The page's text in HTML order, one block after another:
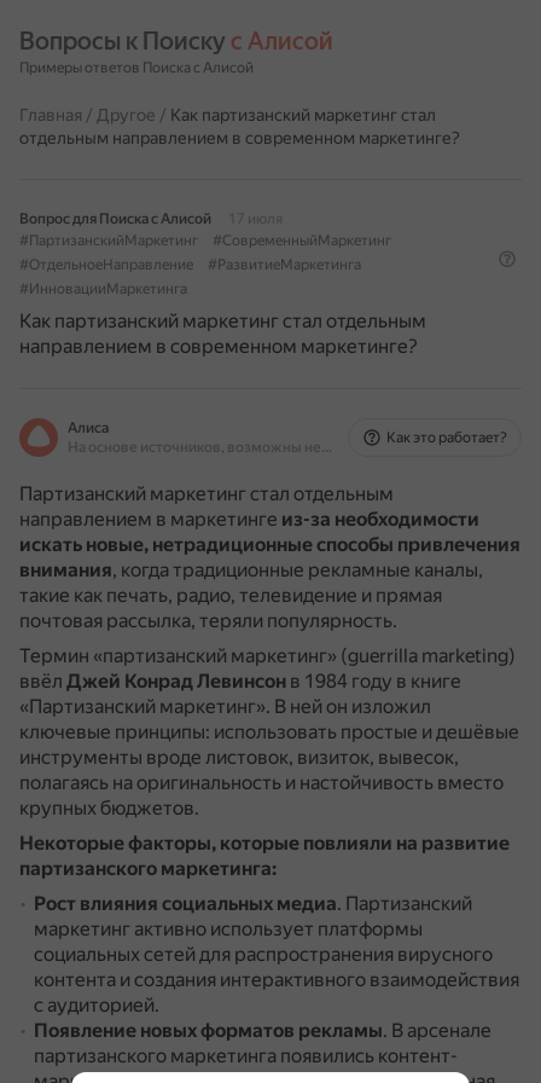
Вопросы к Поиску с Алисой
Примеры ответов Поиска с Алисой
Главная / Другое / Как партизанский маркетинг стал
отдельным направлением в современном маркетинге?
Вопрос для Поиска с Алисой
17 июля
#ПартизанскийМаркетинг
#СовременныйМаркетинг
#ОтдельноеНаправление
#РазвитиеМаркетинга
#ИнновацииМаркетинга
Как партизанский маркетинг стал отдельным
направлением в современном маркетинге?
Алиса
На основе источников, возможны неточности
Как это работает?
Партизанский маркетинг стал отдельным
направлением в маркетинге из-за необходимости
искать новые, нетрадиционные способы привлечения
внимания, когда традиционные рекламные каналы,
такие как печать, радио, телевидение и прямая
почтовая рассылка, теряли популярность.
Термин «партизанский маркетинг» (guerrilla marketing)
ввёл Джей Конрад Левинсон в 1984 году в книге
«Партизанский маркетинг». В ней он изложил
ключевые принципы: использовать простые и дешёвые
инструменты вроде листовок, визиток, вывесок,
полагаясь на оригинальность и настойчивость вместо
крупных бюджетов.
Некоторые факторы, которые повлияли на развитие
партизанского маркетинга:
Рост влияния социальных медиа. Партизанский
маркетинг активно использует платформы
социальных сетей для распространения вирусного
контента и создания интерактивного взаимодействия
с аудиторией.
Появление новых форматов рекламы. В арсенале
партизанского маркетинга появились контент-